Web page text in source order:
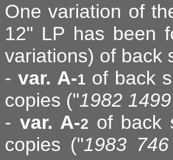
One variation of
12" LP has been
variations) of back
- var. A-1 of back
copies ("1982
- var. A-2 of back
copies ("1983